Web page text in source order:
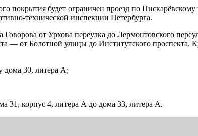
покрытия будет ограничен проезд по
технической инспекции Петербурга.
от Урхова переулка до Лермонтовского
— от Болотной улицы до Институтского проспекта.
дома 30, литера А;
31, корпус 4, литера А до дома 33, литера А.